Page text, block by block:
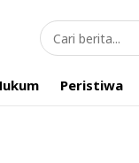
Peristiwa